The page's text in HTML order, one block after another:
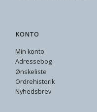
KONTO
Min konto
Adressebog
Ønskeliste
Ordrehistorik
Nyhedsbrev